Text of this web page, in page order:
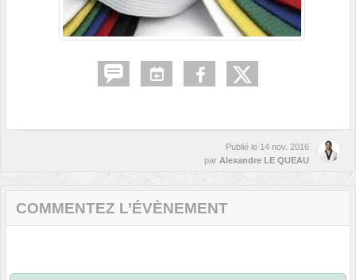
Publié le 14 nov. 2016
par Alexandre LE QUEAU
COMMENTEZ L’ÉVÈNEMENT